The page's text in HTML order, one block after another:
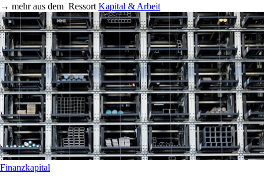
→ mehr aus dem Ressort Kapital & Arbeit
Finanzkapital